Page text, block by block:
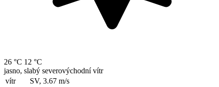
26 °C 12 °C
jasno, slabý severovýchodní vítr
vítr
SV, 3.67 m/s